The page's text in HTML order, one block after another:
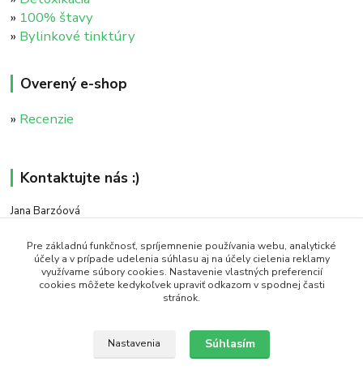
» 100% štavy
» Bylinkové tinktúry
Overený e-shop
» Recenzie
Kontaktujte nás :)
Jana Barzóová
(PO - PIA, 8:00 - 18:00)
objednavky@naturaj.sk
Pre základnú funkčnosť, spríjemnenie používania webu, analytické
účely a v prípade udelenia súhlasu aj na účely cielenia reklamy
využívame súbory cookies. Nastavenie vlastných preferencií
cookies môžete kedykoľvek upraviť odkazom v spodnej časti
stránok.
Nastavenia Súhlasím